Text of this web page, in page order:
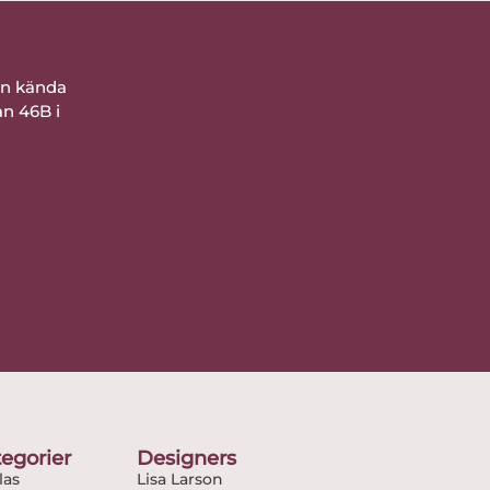
kända
46B i
Designers
Lisa Larson